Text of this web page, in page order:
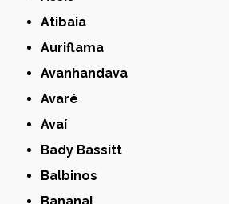
Atibaia
Auriflama
Avanhandava
Avaré
Avaí
Bady Bassitt
Balbinos